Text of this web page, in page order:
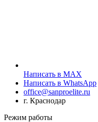
Написать в MAX
Написать в WhatsApp
office@sanproelite.ru
г. Краснодар
Режим работы